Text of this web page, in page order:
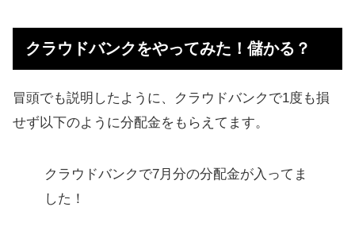
る？
投資できるファンド一覧
クラウドバンクでおすすめのファン
ド
クラウドバンクの概要まとめ
ソーシャルレンディングのメリット
クラウドバンクをやってみた！儲かる？
冒頭でも説明したように、クラウドバンクで1度も損
せず以下のように分配金をもらえてます。
クラウドバンクで7月分の分配金が入ってま
した！